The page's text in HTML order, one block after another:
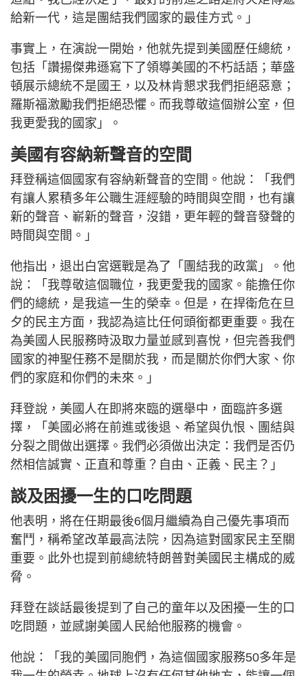
給新一代，這是團結我們國家的最佳方式。」
事實上，在演說一開始，他就先提到美國歷任總統，
包括「讚揚傑弗遜寫下了領導美國的不朽話語；華盛
頓展示總統不是國王，以及林肯懇求我們拒絕惡意；
羅斯福激勵我們拒絕恐懼。而我尊敬這個辦公室，但
我更愛我的國家」。
美國有容納新聲音的空間
拜登稱這個國家有容納新聲音的空間。他說：「我們
有讓人累積多年公職生涯經驗的時間與空間，也有讓
新的聲音、嶄新的聲音，沒錯，更年輕的聲音發聲的
時間與空間。」
他指出，退出白宮選戰是為了「團結我的政黨」。他
說：「我尊敬這個職位，我更愛我的國家。能擔任你
們的總統，是我這一生的榮幸。但是，在捍衛危在旦
夕的民主方面，我認為這比任何頭銜都更重要。我在
為美國人民服務時汲取力量並感到喜悅，但完善我們
國家的神聖任務不是關於我，而是關於你們大家、你
們的家庭和你們的未來。」
拜登說，美國人在即將來臨的選舉中，面臨許多選
擇，「美國必將在前進或後退、希望與仇恨、團結與
分裂之間做出選擇。我們必須做出決定：我們是否仍
然相信誠實、正直和尊重？自由、正義、民主？」
談及困擾一生的口吃問題
他表明，將在任期最後6個月繼續為自己優先事項而
奮鬥，稱希望改革最高法院，因為這對國家民主至關
重要。此外也提到前總統特朗普對美國民主構成的威
脅。
拜登在談話最後提到了自己的童年以及困擾一生的口
吃問題，並感謝美國人民給他服務的機會。
他說：「我的美國同胞們，為這個國家服務50多年是